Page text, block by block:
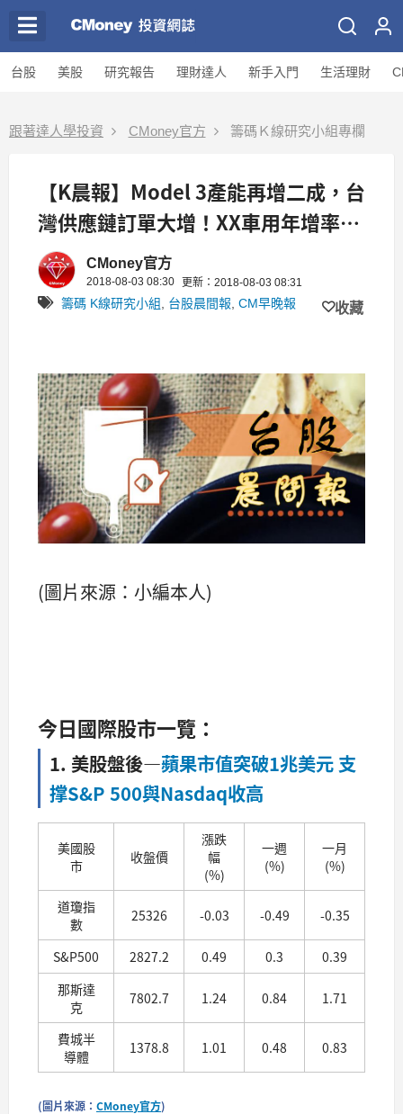
台股 美股 研究報告 理財達人 新手入門 生活理財
跟著達人學投資 CMoney官方 籌碼Ｋ線研究小組專欄
【K晨報】Model 3產能再增二成，台
灣供應鏈訂單大增！XX車用年增率標
40％
CMoney官方
2018-08-03 08:30 更新：2018-08-03 08:31
籌碼 K線研究小組 台股晨間報 CM早晚報 收藏
(圖片來源：小編本人)
今日國際股市一覽：
1. 美股盤後—蘋果市值突破1兆美元 支
撑S&P 500與Nasdaq收高
美國股
市
收盤價
漲跌
幅
(%)
一週
(%)
一月
(%)
道瓊指
數
25326 -0.03 -0.49 -0.35
S&P500 2827.2 0.49 0.3
0.39
那斯達
克
7802.7 1.24 0.84 1.71
費城半
導體
1378.8 1.01 0.48 0.83
(圖片來源： CMoney官方)